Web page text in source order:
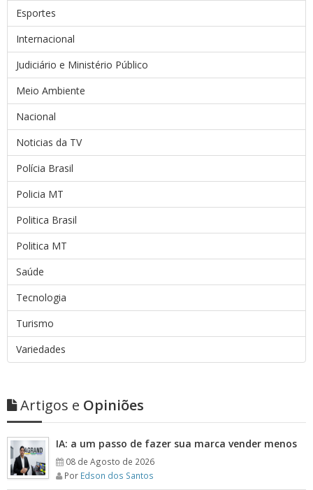
Esportes
Internacional
Judiciário e Ministério Público
Meio Ambiente
Nacional
Noticias da TV
Polícia Brasil
Policia MT
Politica Brasil
Politica MT
Saúde
Tecnologia
Turismo
Variedades
Artigos e Opiniões
IA: a um passo de fazer sua marca vender menos
08 de Agosto de 2026
Por Edson dos Santos